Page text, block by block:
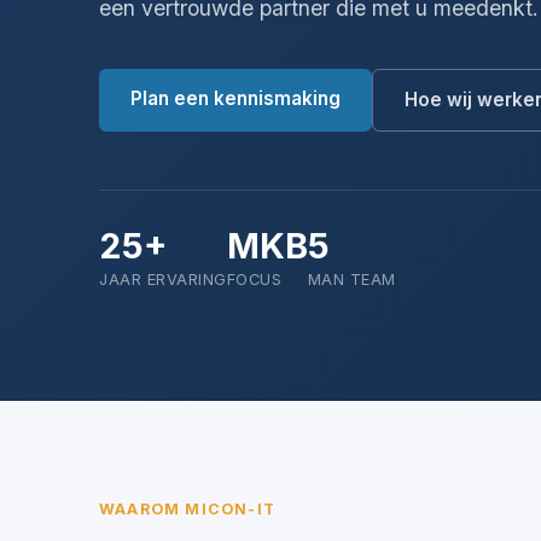
een vertrouwde partner die met u meedenkt.
Plan een kennismaking Hoe wij
25+
JAAR ERVARING
MKB
FOCUS
5
MAN TEAM
WAAROM MICON-IT